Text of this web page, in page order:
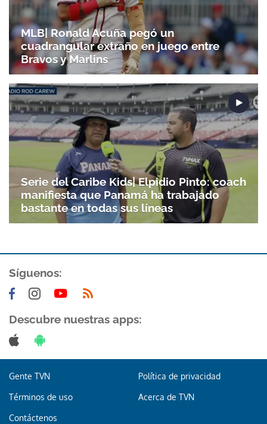
MLB| Ronald Acuña pegó un
cuadrangular extraño en juego entre
Bravos y Marlins
Serie del Caribe Kids| Elpidio Pinto: coach
manifiesta que Panamá ha trabajado
bastante en todas sus líneas
Síguenos:
Descubre nuestras apps:
Gente TVN Política de privacidad
Términos de uso Acerca de TVN
Contáctenos